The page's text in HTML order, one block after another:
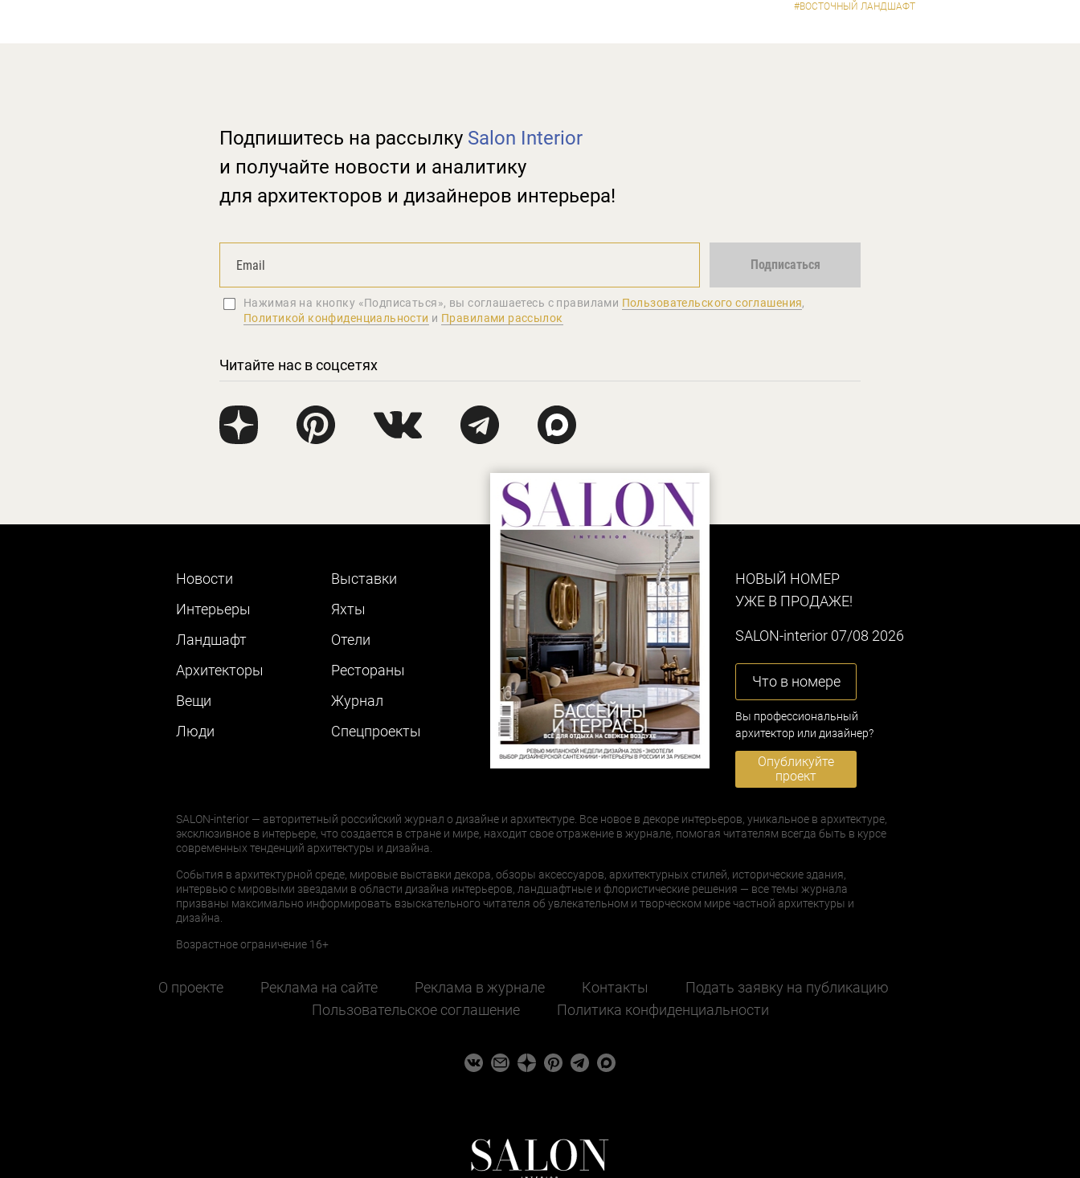
#ВОСТОЧНЫЙ ЛАНДШАФТ
Подпишитесь на рассылку Salon Interior
и получайте новости и аналитику
для архитекторов и дизайнеров интерьера!
Подписаться
Нажимая на кнопку «Подписаться», вы соглашаетеcь с правилами Пользовательского соглашения,
Политикой конфиденциальности и Правилами рассылок
Читайте нас в соцсетях
Новости
Интерьеры
Ландшафт
Архитекторы
Вещи
Люди
Выставки
Яхты
Отели
Рестораны
Журнал
Cпецпроекты
НОВЫЙ НОМЕР
УЖЕ В ПРОДАЖЕ!
SALON-interior 07/08 2026
Что в номере
Вы профессиональный
архитектор или дизайнер?
Опубликуйте
проект
SALON-interior — авторитетный российский журнал о дизайне и архитектуре. Все новое в декоре интерьеров, уникальное в архитектуре,
эксклюзивное в интерьере, что создается в стране и мире, находит свое отражение в журнале, помогая читателям всегда быть в курсе
современных тенденций архитектуры и дизайна.
События в архитектурной среде, мировые выставки декора, обзоры аксессуаров, архитектурных стилей, исторические здания,
интервью с мировыми звездами в области дизайна интерьеров, ландшафтные и флористические решения — все темы журнала
призваны максимально информировать взыскательного читателя об увлекательном и творческом мире частной архитектуры и
дизайна.
Возрастное ограничение 16+
О проекте Реклама на сайте Реклама в журнале Контакты
Подать заявку на публикацию
Пользовательское соглашение
Политика конфиденциальности